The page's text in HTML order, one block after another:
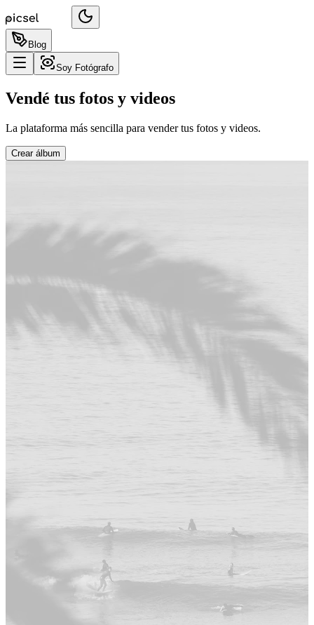
Blog
Soy Fotógrafo
Vendé tus fotos y videos
La plataforma más sencilla para vender tus fotos y videos.
Crear álbum